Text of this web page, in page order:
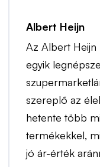
Albert Heijn
Az Albert Heijn
egyik
szereplő az
hetente több
termékekkel,
jó ár-érték